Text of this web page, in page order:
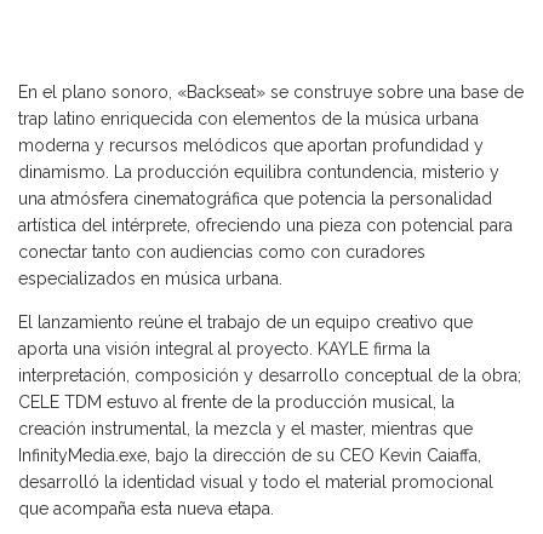
En el plano sonoro, «Backseat» se construye sobre una base de
trap latino enriquecida con elementos de la música urbana
moderna y recursos melódicos que aportan profundidad y
dinamismo. La producción equilibra contundencia, misterio y
una atmósfera cinematográfica que potencia la personalidad
artística del intérprete, ofreciendo una pieza con potencial para
conectar tanto con audiencias como con curadores
especializados en música urbana.
El lanzamiento reúne el trabajo de un equipo creativo que
aporta una visión integral al proyecto. KAYLE firma la
interpretación, composición y desarrollo conceptual de la obra;
CELE TDM estuvo al frente de la producción musical, la
creación instrumental, la mezcla y el master, mientras que
InfinityMedia.exe, bajo la dirección de su CEO Kevin Caiaffa,
desarrolló la identidad visual y todo el material promocional
que acompaña esta nueva etapa.